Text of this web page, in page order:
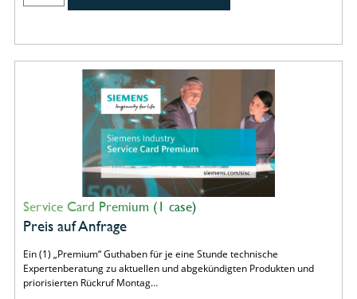
Service Card Premium (1 case)
Preis auf Anfrage
Ein (1) „Premium“ Guthaben für je eine Stunde technische
Expertenberatung zu aktuellen und abgekündigten Produkten und
priorisierten Rückruf Montag…